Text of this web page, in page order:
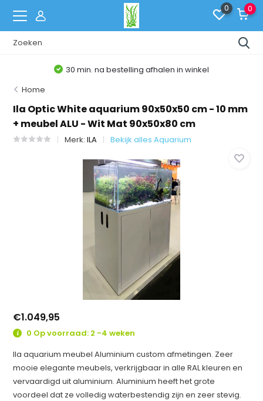
0 0
30 min. na bestelling afhalen in winkel
Home
Ila Optic White aquarium 90x50x50 cm - 10 mm
+ meubel ALU - Wit Mat 90x50x80 cm
Merk:ILA Bekijk alles Aquarium
€1.049,95
0 Op voorraad: 2 -4 weken
Ila aquarium meubel Aluminium custom afmetingen. Zeer
mooie elegante meubels, verkrijgbaar in alle RAL kleuren en
vervaardigd uit aluminium. Aluminium heeft het grote
voordeel dat ze volledig waterbestendig zijn en zeer stevig.